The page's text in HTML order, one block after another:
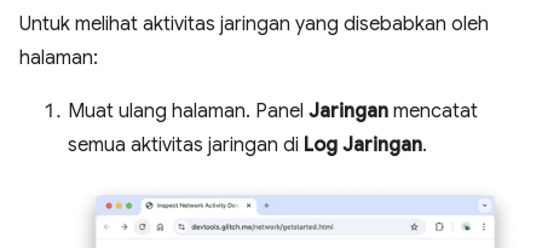
Untuk melihat aktivitas jaringan yang disebabkan oleh
halaman:
Muat ulang halaman. Panel Jaringan mencatat
semua aktivitas jaringan di Log Jaringan.